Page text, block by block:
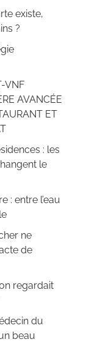
existe,
?
VNF
AVANCÉE
ET
: les
le
: entre l’eau
ne
de
regardait
du
beau